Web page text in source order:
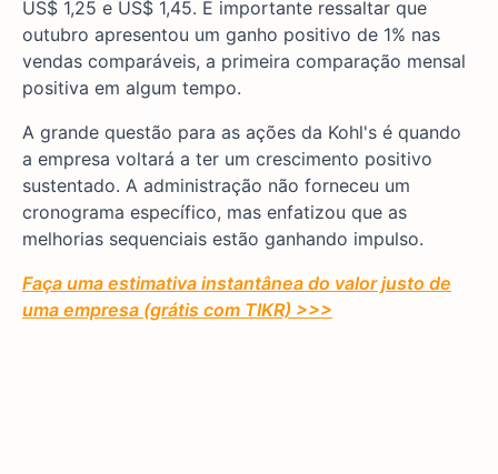
US$ 1,25 e US$ 1,45. É importante ressaltar que
outubro apresentou um ganho positivo de 1% nas
vendas comparáveis, a primeira comparação mensal
positiva em algum tempo.
A grande questão para as ações da Kohl's é quando
a empresa voltará a ter um crescimento positivo
sustentado. A administração não forneceu um
cronograma específico, mas enfatizou que as
melhorias sequenciais estão ganhando impulso.
Faça uma estimativa instantânea do valor justo de
uma empresa (grátis com TIKR) >>>